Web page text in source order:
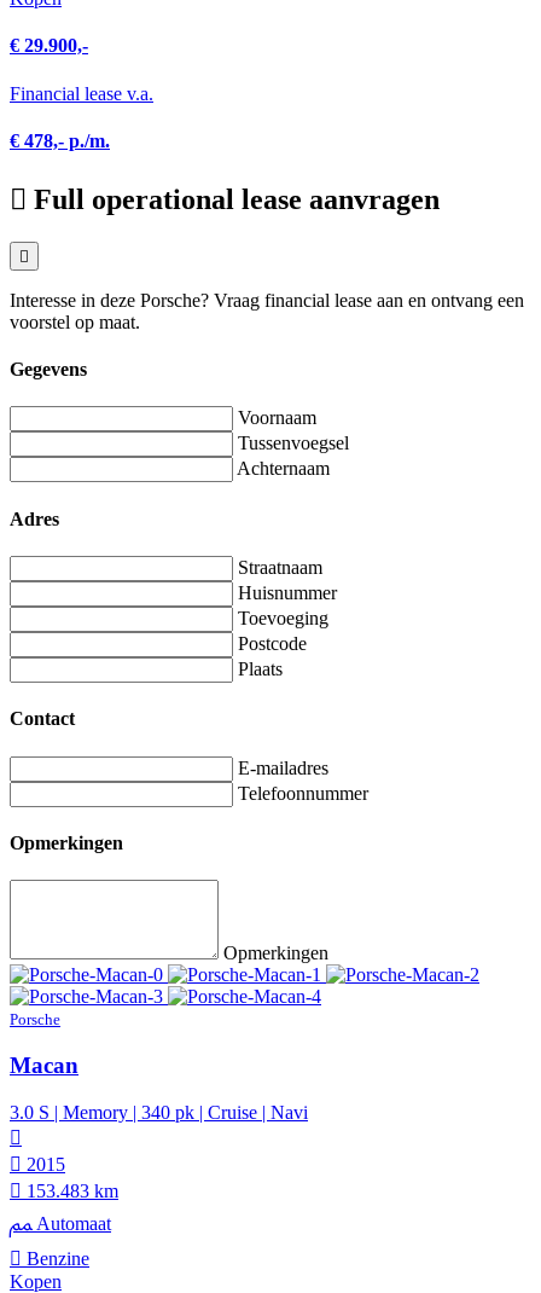
€ 29.900,-
Financial lease v.a.
€ 478,- p./m.
Full operational lease aanvragen
Interesse in deze Porsche? Vraag financial lease aan en ontvang een
voorstel op maat.
Gegevens
Voornaam
Tussenvoegsel
Achternaam
Adres
Straatnaam
Huisnummer
Toevoeging
Postcode
Plaats
Contact
E-mailadres
Telefoonnummer
Opmerkingen
Opmerkingen
Porsche
Macan
3.0 S | Memory | 340 pk | Cruise | Navi
2015
153.483 km
Automaat
Benzine
Kopen